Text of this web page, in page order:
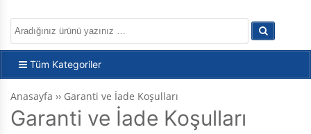
Tüm Kategoriler
Anasayfa ›› Garanti ve İade Koşulları
Garanti ve İade Koşulları